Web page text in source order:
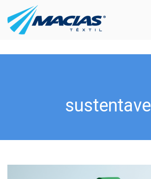
sustentavel